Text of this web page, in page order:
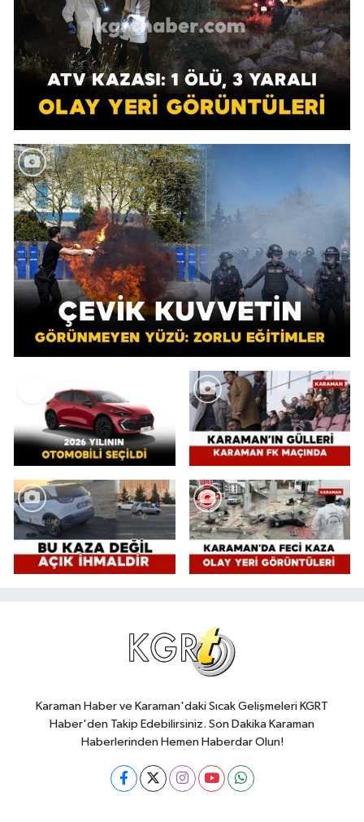
Karaman Haber ve Karaman'daki Sıcak Gelişmeleri KGRT
Haber'den Takip Edebilirsiniz. Son Dakika Karaman
Haberlerinden Hemen Haberdar Olun!